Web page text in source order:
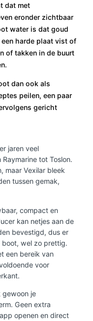
dat met
eronder zichtbaar
water is dat goud
harde plaat vist of
of takken in de buurt
dan ook als
peilen, een paar
gericht
jaren veel
tot Toslon.
maar Vexilar bleek
tussen gemak,
compact en
kan netjes aan de
bevestigd, dus er
wel zo prettig.
een bereik van
voor
gewoon je
Geen extra
openen en direct